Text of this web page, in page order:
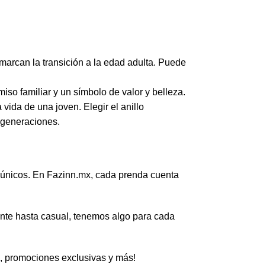
la transición a la edad adulta. Puede
familiar y un símbolo de valor y belleza.
vida de una joven. Elegir el anillo
En Fazinn.mx, cada prenda cuenta
hasta casual, tenemos algo para cada
promociones exclusivas y más!